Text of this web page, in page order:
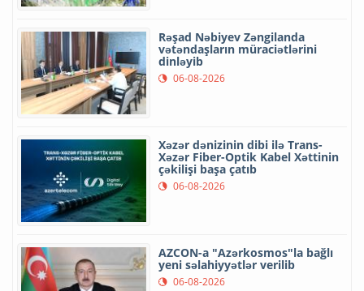
Rəşad Nəbiyev Zəngilanda
vətəndaşların müraciətlərini
dinləyib
06-08-2026
Xəzər dənizinin dibi ilə Trans-
Xəzər Fiber-Optik Kabel Xəttinin
çəkilişi başa çatıb
06-08-2026
AZCON-a "Azərkosmos"la bağlı
yeni səlahiyyətlər verilib
06-08-2026